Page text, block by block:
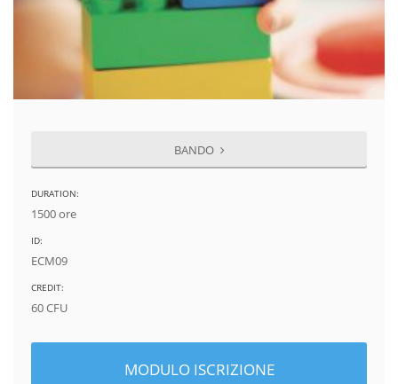
BANDO
DURATION:
1500 ore
ID:
ECM09
CREDIT:
60 CFU
MODULO ISCRIZIONE